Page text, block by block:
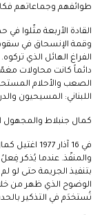
طوائفهم وجماعاتهم
القادة الأربعة مثّلوا
وقمة الإنسحاق في
الفراغ الهائل الذي
دائماً كانت محاولات
الصعب والأحلام
اللبناني: المسيحيون
كمال جنبلاط والمجهول
في 16 آذار
والمنفّذ. عندما يُذكر
بتنفيذ الجريمة حتى لو
الوضوح الذي ظهر من
تُستخدَم في التذكير